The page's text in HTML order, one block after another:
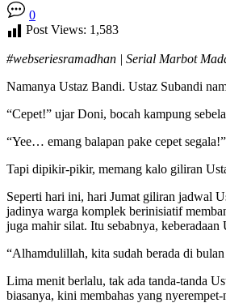
0
Post Views: 1,583
#webseriesramadhan | Serial Marbot
Namanya Ustaz Bandi. Ustaz Subandi
“Cepet!” ujar Doni, bocah kampung
“Yee… emang balapan pake cepet
Tapi dipikir-pikir, memang kalo giliran
Seperti hari ini, hari Jumat giliran jadwal
jadinya warga komplek berinisiatif
juga mahir silat. Itu sebabnya,
“Alhamdulillah, kita sudah berada di
Lima menit berlalu, tak ada tanda-tanda
biasanya, kini membahas yang